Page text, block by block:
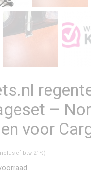
–
voor
btw 21%)